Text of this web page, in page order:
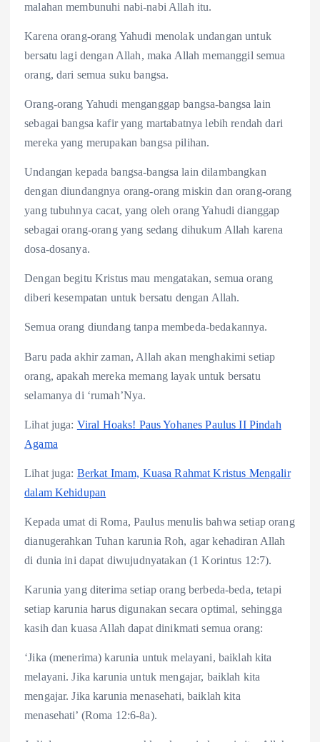
malahan membunuhi nabi-nabi Allah itu.
Karena orang-orang Yahudi menolak undangan untuk
bersatu lagi dengan Allah, maka Allah memanggil semua
orang, dari semua suku bangsa.
Orang-orang Yahudi menganggap bangsa-bangsa lain
sebagai bangsa kafir yang martabatnya lebih rendah dari
mereka yang merupakan bangsa pilihan.
Undangan kepada bangsa-bangsa lain dilambangkan
dengan diundangnya orang-orang miskin dan orang-orang
yang tubuhnya cacat, yang oleh orang Yahudi dianggap
sebagai orang-orang yang sedang dihukum Allah karena
dosa-dosanya.
Dengan begitu Kristus mau mengatakan, semua orang
diberi kesempatan untuk bersatu dengan Allah.
Semua orang diundang tanpa membeda-bedakannya.
Baru pada akhir zaman, Allah akan menghakimi setiap
orang, apakah mereka memang layak untuk bersatu
selamanya di ‘rumah’Nya.
Lihat juga: Viral Hoaks! Paus Yohanes Paulus II Pindah
Agama
Lihat juga: Berkat Imam, Kuasa Rahmat Kristus Mengalir
dalam Kehidupan
Kepada umat di Roma, Paulus menulis bahwa setiap orang
dianugerahkan Tuhan karunia Roh, agar kehadiran Allah
di dunia ini dapat diwujudnyatakan (1 Korintus 12:7).
Karunia yang diterima setiap orang berbeda-beda, tetapi
setiap karunia harus digunakan secara optimal, sehingga
kasih dan kuasa Allah dapat dinikmati semua orang:
‘Jika (menerima) karunia untuk melayani, baiklah kita
melayani. Jika karunia untuk mengajar, baiklah kita
mengajar. Jika karunia menasehati, baiklah kita
menasehati’ (Roma 12:6-8a).